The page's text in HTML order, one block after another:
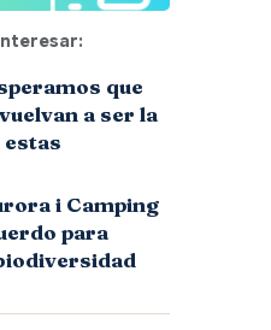
que
a ser la
i Camping
para